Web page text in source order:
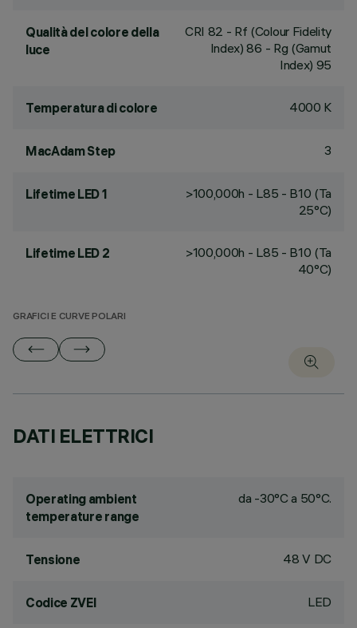
Qualità del colore della
luce
CRI 82 - Rf (Colour Fidelity
Index) 86 - Rg (Gamut
Index) 95
Temperatura di colore 4000 K
MacAdam Step 3
Lifetime LED 1
>100,000h - L85 - B10 (Ta
25°C)
Lifetime LED 2
>100,000h - L85 - B10 (Ta
40°C)
GRAFICI E CURVE POLARI
DATI ELETTRICI
Operating ambient
temperature range
da -30°C a 50°C.
Tensione 48 V DC
Codice ZVEI LED